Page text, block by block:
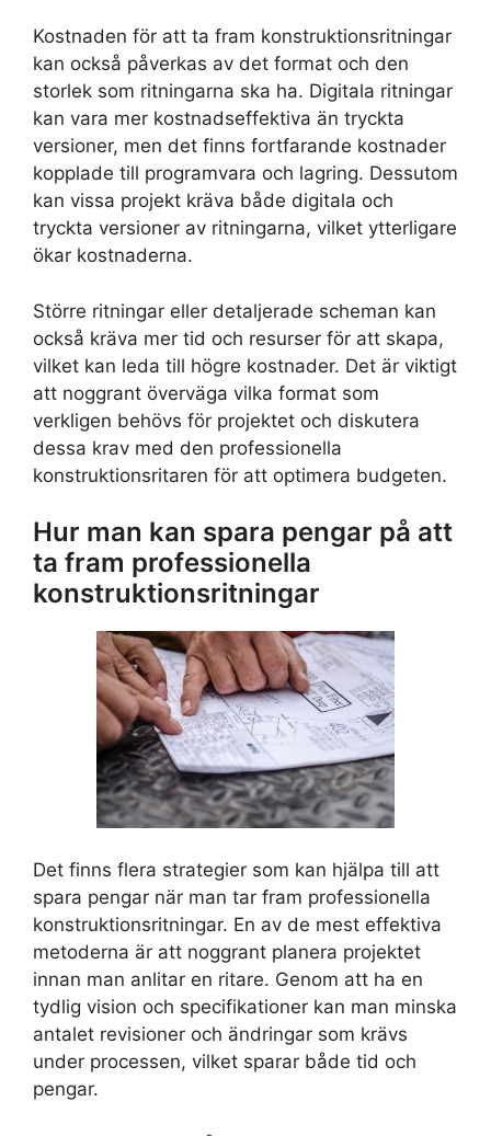
Kostnaden för att ta fram konstruktionsritningar
kan också påverkas av det format och den
storlek som ritningarna ska ha. Digitala ritningar
kan vara mer kostnadseffektiva än tryckta
versioner, men det finns fortfarande kostnader
kopplade till programvara och lagring. Dessutom
kan vissa projekt kräva både digitala och
tryckta versioner av ritningarna, vilket ytterligare
ökar kostnaderna.
Större ritningar eller detaljerade scheman kan
också kräva mer tid och resurser för att skapa,
vilket kan leda till högre kostnader. Det är viktigt
att noggrant överväga vilka format som
verkligen behövs för projektet och diskutera
dessa krav med den professionella
konstruktionsritaren för att optimera budgeten.
Hur man kan spara pengar på att
ta fram professionella
konstruktionsritningar
Det finns flera strategier som kan hjälpa till att
spara pengar när man tar fram professionella
konstruktionsritningar. En av de mest effektiva
metoderna är att noggrant planera projektet
innan man anlitar en ritare. Genom att ha en
tydlig vision och specifikationer kan man minska
antalet revisioner och ändringar som krävs
under processen, vilket sparar både tid och
pengar.